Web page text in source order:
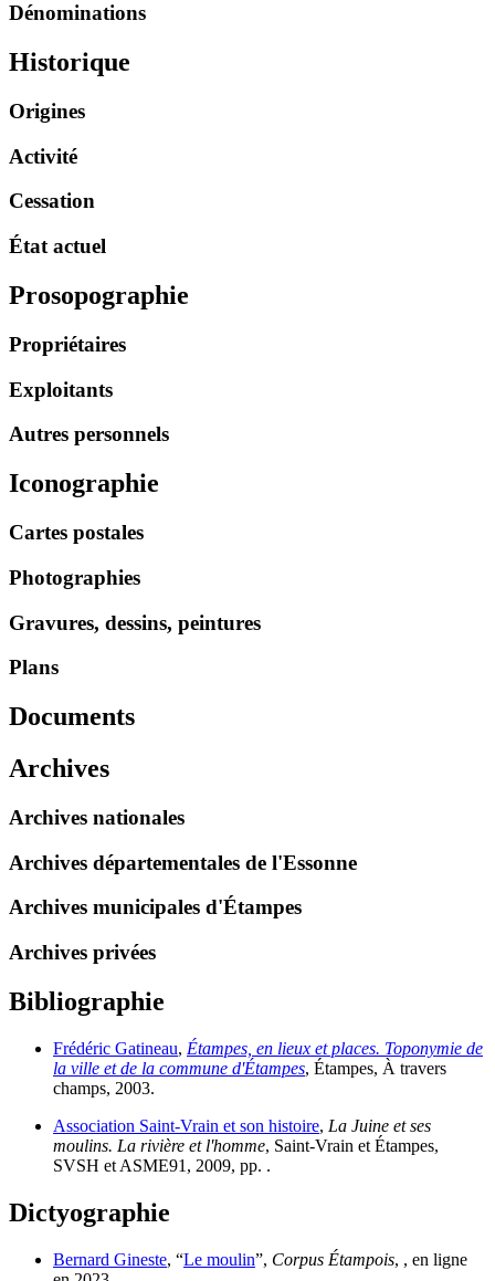
Dénominations
Historique
Origines
Activité
Cessation
État actuel
Prosopographie
Propriétaires
Exploitants
Autres personnels
Iconographie
Cartes postales
Photographies
Gravures, dessins, peintures
Plans
Documents
Archives
Archives nationales
Archives départementales de l'Essonne
Archives municipales d'Étampes
Archives privées
Bibliographie
Frédéric Gatineau, Étampes, en lieux et places. Toponymie de
la ville et de la commune d'Étampes, Étampes, À travers
champs, 2003.
Association Saint-Vrain et son histoire, La Juine et ses
moulins. La rivière et l'homme, Saint-Vrain et Étampes,
SVSH et ASME91, 2009, pp. .
Dictyographie
Bernard Gineste, “Le moulin”, Corpus Étampois, , en ligne